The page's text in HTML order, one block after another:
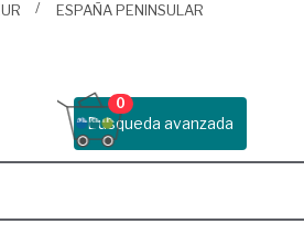
ESPAÑA PENINSULAR
Busqueda avanzada
0